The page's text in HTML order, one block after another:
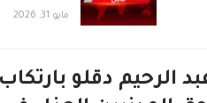
مايو 31, 2026
الرحيم دقلو